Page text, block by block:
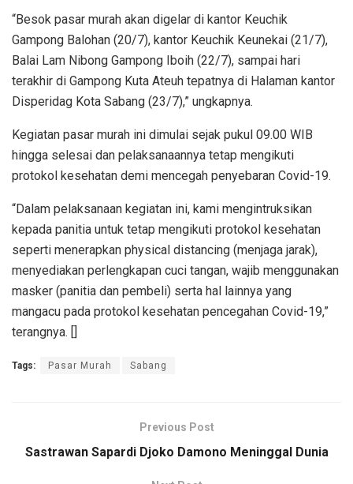
“Besok pasar murah akan digelar di kantor Keuchik
Gampong Balohan (20/7), kantor Keuchik Keunekai (21/7),
Balai Lam Nibong Gampong Iboih (22/7), sampai hari
terakhir di Gampong Kuta Ateuh tepatnya di Halaman kantor
Disperidag Kota Sabang (23/7),” ungkapnya.
Kegiatan pasar murah ini dimulai sejak pukul 09.00 WIB
hingga selesai dan pelaksanaannya tetap mengikuti
protokol kesehatan demi mencegah penyebaran Covid-19.
“Dalam pelaksanaan kegiatan ini, kami mengintruksikan
kepada panitia untuk tetap mengikuti protokol kesehatan
seperti menerapkan physical distancing (menjaga jarak),
menyediakan perlengkapan cuci tangan, wajib menggunakan
masker (panitia dan pembeli) serta hal lainnya yang
mangacu pada protokol kesehatan pencegahan Covid-19,”
terangnya. []
Tags: Pasar Murah Sabang
Previous Post
Sastrawan Sapardi Djoko Damono Meninggal Dunia